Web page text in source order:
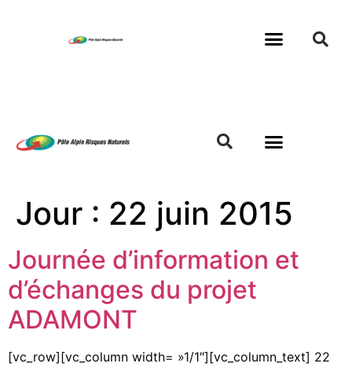
Jour : 22 juin 2015
Journée d’information et
d’échanges du projet
ADAMONT
[vc_row][vc_column width= »1/1″][vc_column_text] 22